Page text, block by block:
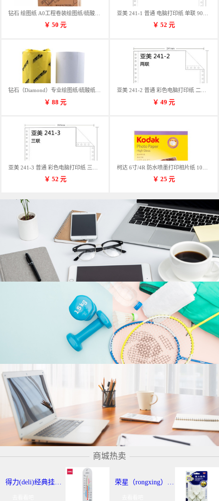
钻石 绘图纸 A0工程卷装绘图纸/硫酸纸 50m卷装 914*50MM/卷
￥ 50 元 ￥ 52元
钻石（Diamond）专业绘图纸/硫酸纸 临摹纸 73g A4 297mm*70m 单卷装
￥ 88 元
亚美 241-2 普通 彩色电脑打印纸 二联 900张/箱 蓝包装 三等份
￥ 49元
￥ 52 元 ￥ 25元
商城热卖
得力(deli)经典挂壁式温度计 个性化提示温湿度计 办公用品 9013 荣星（rongxing）RX-220 超强力粘钩/挂钩（2KG） 3个/卡